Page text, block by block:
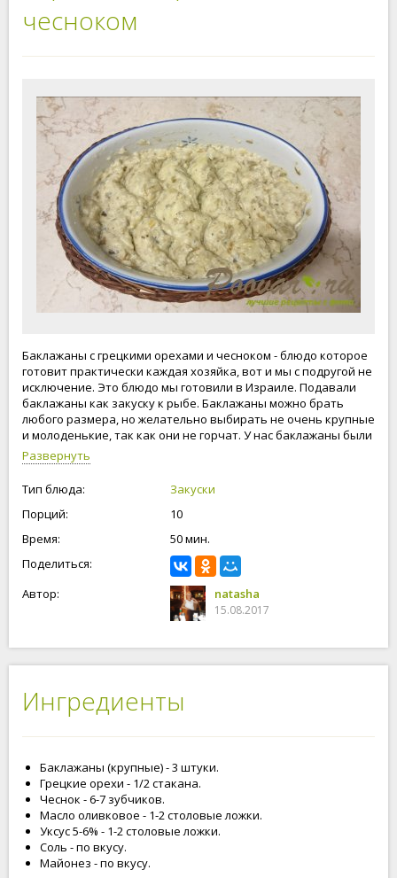
чесноком
Баклажаны с грецкими орехами и чесноком - блюдо которое
готовит практически каждая хозяйка, вот и мы с подругой не
исключение. Это блюдо мы готовили в Израиле. Подавали
баклажаны как закуску к рыбе. Баклажаны можно брать
любого размера, но желательно выбирать не очень крупные
и молоденькие, так как они не горчат. У нас баклажаны были
не крупные, молоденькие, просто это такой сорт. Грецкие
орехи можно заменить арахисом или любыми другими
орехами. На нашем кулинарном сайте вы найдете рецепты с
пошаговыми фотографиями и подробным описанием от
простых до праздничных блюд. Готовьте с нами быстро и
Развернуть
Тип блюда:
Закуски
Порций:
10
Время:
50 мин.
Поделиться:
Автор:
natasha
15.08.2017
Ингредиенты
Баклажаны (крупные) - 3 штуки.
Грецкие орехи - 1/2 стакана.
Чеснок - 6-7 зубчиков.
Масло оливковое - 1-2 столовые ложки.
Уксус 5-6% - 1-2 столовые ложки.
Соль - по вкусу.
Майонез - по вкусу.